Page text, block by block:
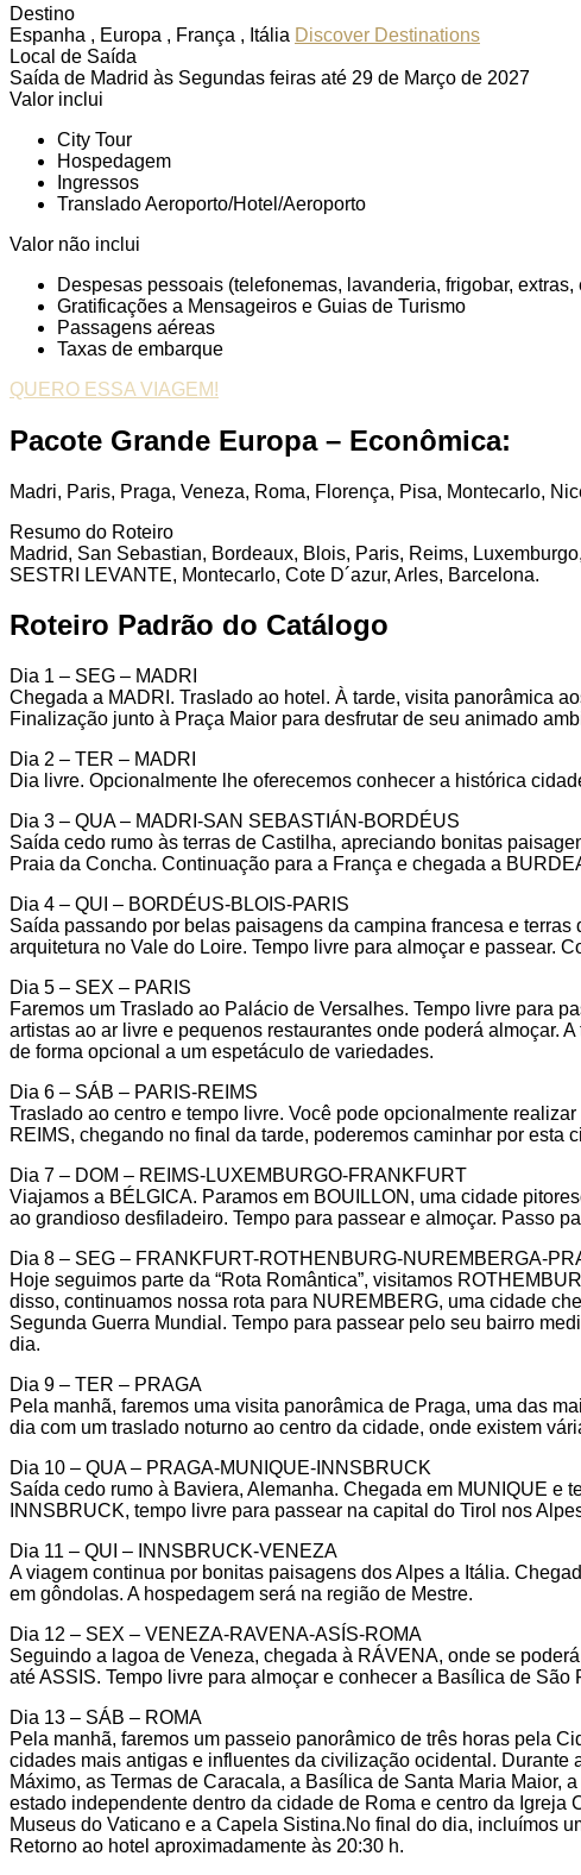
Destino
Espanha , Europa , França , Itália Discover Destinations
Local de Saída
Saída de Madrid às Segundas feiras até 29 de Março de 2027
Valor inclui
City Tour
Hospedagem
Ingressos
Translado Aeroporto/Hotel/Aeroporto
Valor não inclui
Despesas pessoais (telefonemas, lavanderia, frigobar, extras,
Gratificações a Mensageiros e Guias de Turismo
Passagens aéreas
Taxas de embarque
QUERO ESSA VIAGEM!
Pacote Grande Europa – Econômica:
Madri, Paris, Praga, Veneza, Roma, Florença, Pisa, Montecarlo,
Resumo do Roteiro
Madrid, San Sebastian, Bordeaux, Blois, Paris, Reims,
SESTRI LEVANTE, Montecarlo, Cote D´azur, Arles, Barcelona.
Roteiro Padrão do Catálogo
Dia 1 – SEG – MADRI
Chegada a MADRI. Traslado ao hotel. À tarde, visita panorâmica
Finalização junto à Praça Maior para desfrutar de seu animado
Dia 2 – TER – MADRI
Dia livre. Opcionalmente lhe oferecemos conhecer a histórica
Dia 3 – QUA – MADRI-SAN SEBASTIÁN-BORDÉUS
Saída cedo rumo às terras de Castilha, apreciando bonitas
Praia da Concha. Continuação para a França e chegada a
Dia 4 – QUI – BORDÉUS-BLOIS-PARIS
Saída passando por belas paisagens da campina francesa e
arquitetura no Vale do Loire. Tempo livre para almoçar e passear.
Dia 5 – SEX – PARIS
Faremos um Traslado ao Palácio de Versalhes. Tempo livre para
artistas ao ar livre e pequenos restaurantes onde poderá almoçar.
de forma opcional a um espetáculo de variedades.
Dia 6 – SÁB – PARIS-REIMS
Traslado ao centro e tempo livre. Você pode opcionalmente
REIMS, chegando no final da tarde, poderemos caminhar por esta
Dia 7 – DOM – REIMS-LUXEMBURGO-FRANKFURT
Viajamos a BÉLGICA. Paramos em BOUILLON, uma cidade
ao grandioso desfiladeiro. Tempo para passear e almoçar. Passo
Dia 8 – SEG – FRANKFURT-ROTHENBURG-NUREMBERGA-
Hoje seguimos parte da “Rota Romântica”, visitamos
disso, continuamos nossa rota para NUREMBERG, uma cidade
Segunda Guerra Mundial. Tempo para passear pelo seu bairro
dia.
Dia 9 – TER – PRAGA
Pela manhã, faremos uma visita panorâmica de Praga, uma das
dia com um traslado noturno ao centro da cidade, onde existem
Dia 10 – QUA – PRAGA-MUNIQUE-INNSBRUCK
Saída cedo rumo à Baviera, Alemanha. Chegada em MUNIQUE e
INNSBRUCK, tempo livre para passear na capital do Tirol nos
Dia 11 – QUI – INNSBRUCK-VENEZA
A viagem continua por bonitas paisagens dos Alpes a Itália.
em gôndolas. A hospedagem será na região de Mestre.
Dia 12 – SEX – VENEZA-RAVENA-ASÍS-ROMA
Seguindo a lagoa de Veneza, chegada à RÁVENA, onde se
até ASSIS. Tempo livre para almoçar e conhecer a Basílica de
Dia 13 – SÁB – ROMA
Pela manhã, faremos um passeio panorâmico de três horas pela
cidades mais antigas e influentes da civilização ocidental.
Máximo, as Termas de Caracala, a Basílica de Santa Maria
estado independente dentro da cidade de Roma e centro da
Museus do Vaticano e a Capela Sistina.No final do dia, incluímos
Retorno ao hotel aproximadamente às 20:30 h.